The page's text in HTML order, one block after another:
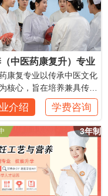
（中医药康复升）专业
康复专业以传承中医文化
核心，旨在培养兼具传统
论与现代康复技术的复合
。
介绍 学费咨询
3年制